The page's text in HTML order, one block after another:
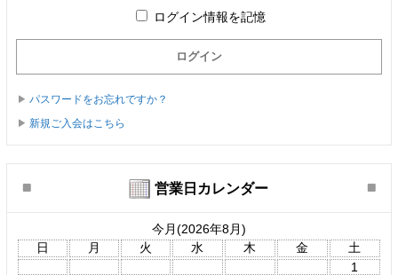
ログイン情報を記憶
パスワードをお忘れですか？
新規ご入会はこちら
営業日カレンダー
今月(2026年8月)
日
月 火 水 木 金
土
1